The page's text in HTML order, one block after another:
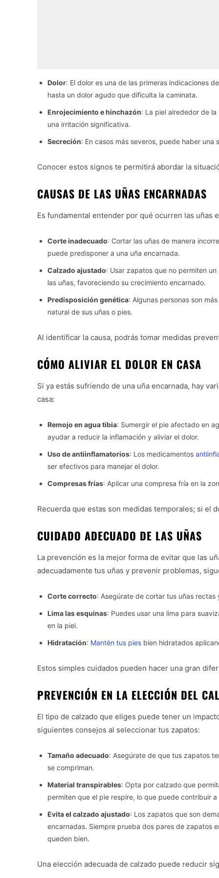
Dolor: El dolor es una de las primeras indicaciones
hasta un dolor agudo que dificulta la caminata.
Enrojecimiento e hinchazón: La piel alrededor de
una irritación significativa.
Secreción: En casos más severos, puede haber
Conocer estos signos te permitirá abordar la
CAUSAS DE LAS UÑAS ENCARNADAS
Es fundamental entender por qué ocurren las uñas
Corte inadecuado: Cortar las uñas de manera
puede predisponer a una uña encarnada.
Calzado ajustado: Usar zapatos que no permiten
las uñas, favoreciendo su crecimiento encarnado.
Predisposición genética: Algunas personas son
natural de sus uñas o pies.
Al identificar la causa, podrás tomar medidas
CÓMO ALIVIAR EL DOLOR EN CASA
Si ya estás sufriendo de una uña encarnada, hay
casa:
Remojo en agua tibia: Sumergir el pie afectado en
ayudar a reducir la inflamación y aliviar el dolor.
Uso de antiinflamatorios: Los medicamentos
ser efectivos para manejar el dolor.
Compresas frías: Aplicar una compresa fría en la
Recuerda que estas son medidas temporales; si el
CUIDADO ADECUADO DE LAS UÑAS
La prevención es la mejor forma de evitar que las
adecuadamente tus uñas y prevenir problemas,
Corte correcto: Asegúrate de cortar tus uñas
Lima las esquinas: Puedes usar una lima para
en la piel.
Hidratación: Mantén tus pies bien hidratados
Estos simples cuidados pueden hacer una gran
PREVENCIÓN EN LA ELECCIÓN DEL
El tipo de calzado que eliges puede tener un
siguientes consejos al seleccionar tus zapatos:
Tamaño adecuado: Asegúrate de que tus zapatos
se compriman.
Material transpirables: Opta por calzado que
permiten que el pie respire, lo que puede contribuir
Evita el calzado ajustado: Los zapatos que son
encarnadas. Siempre prueba dos pares de zapatos
queden bien.
Una elección adecuada de calzado puede reducir